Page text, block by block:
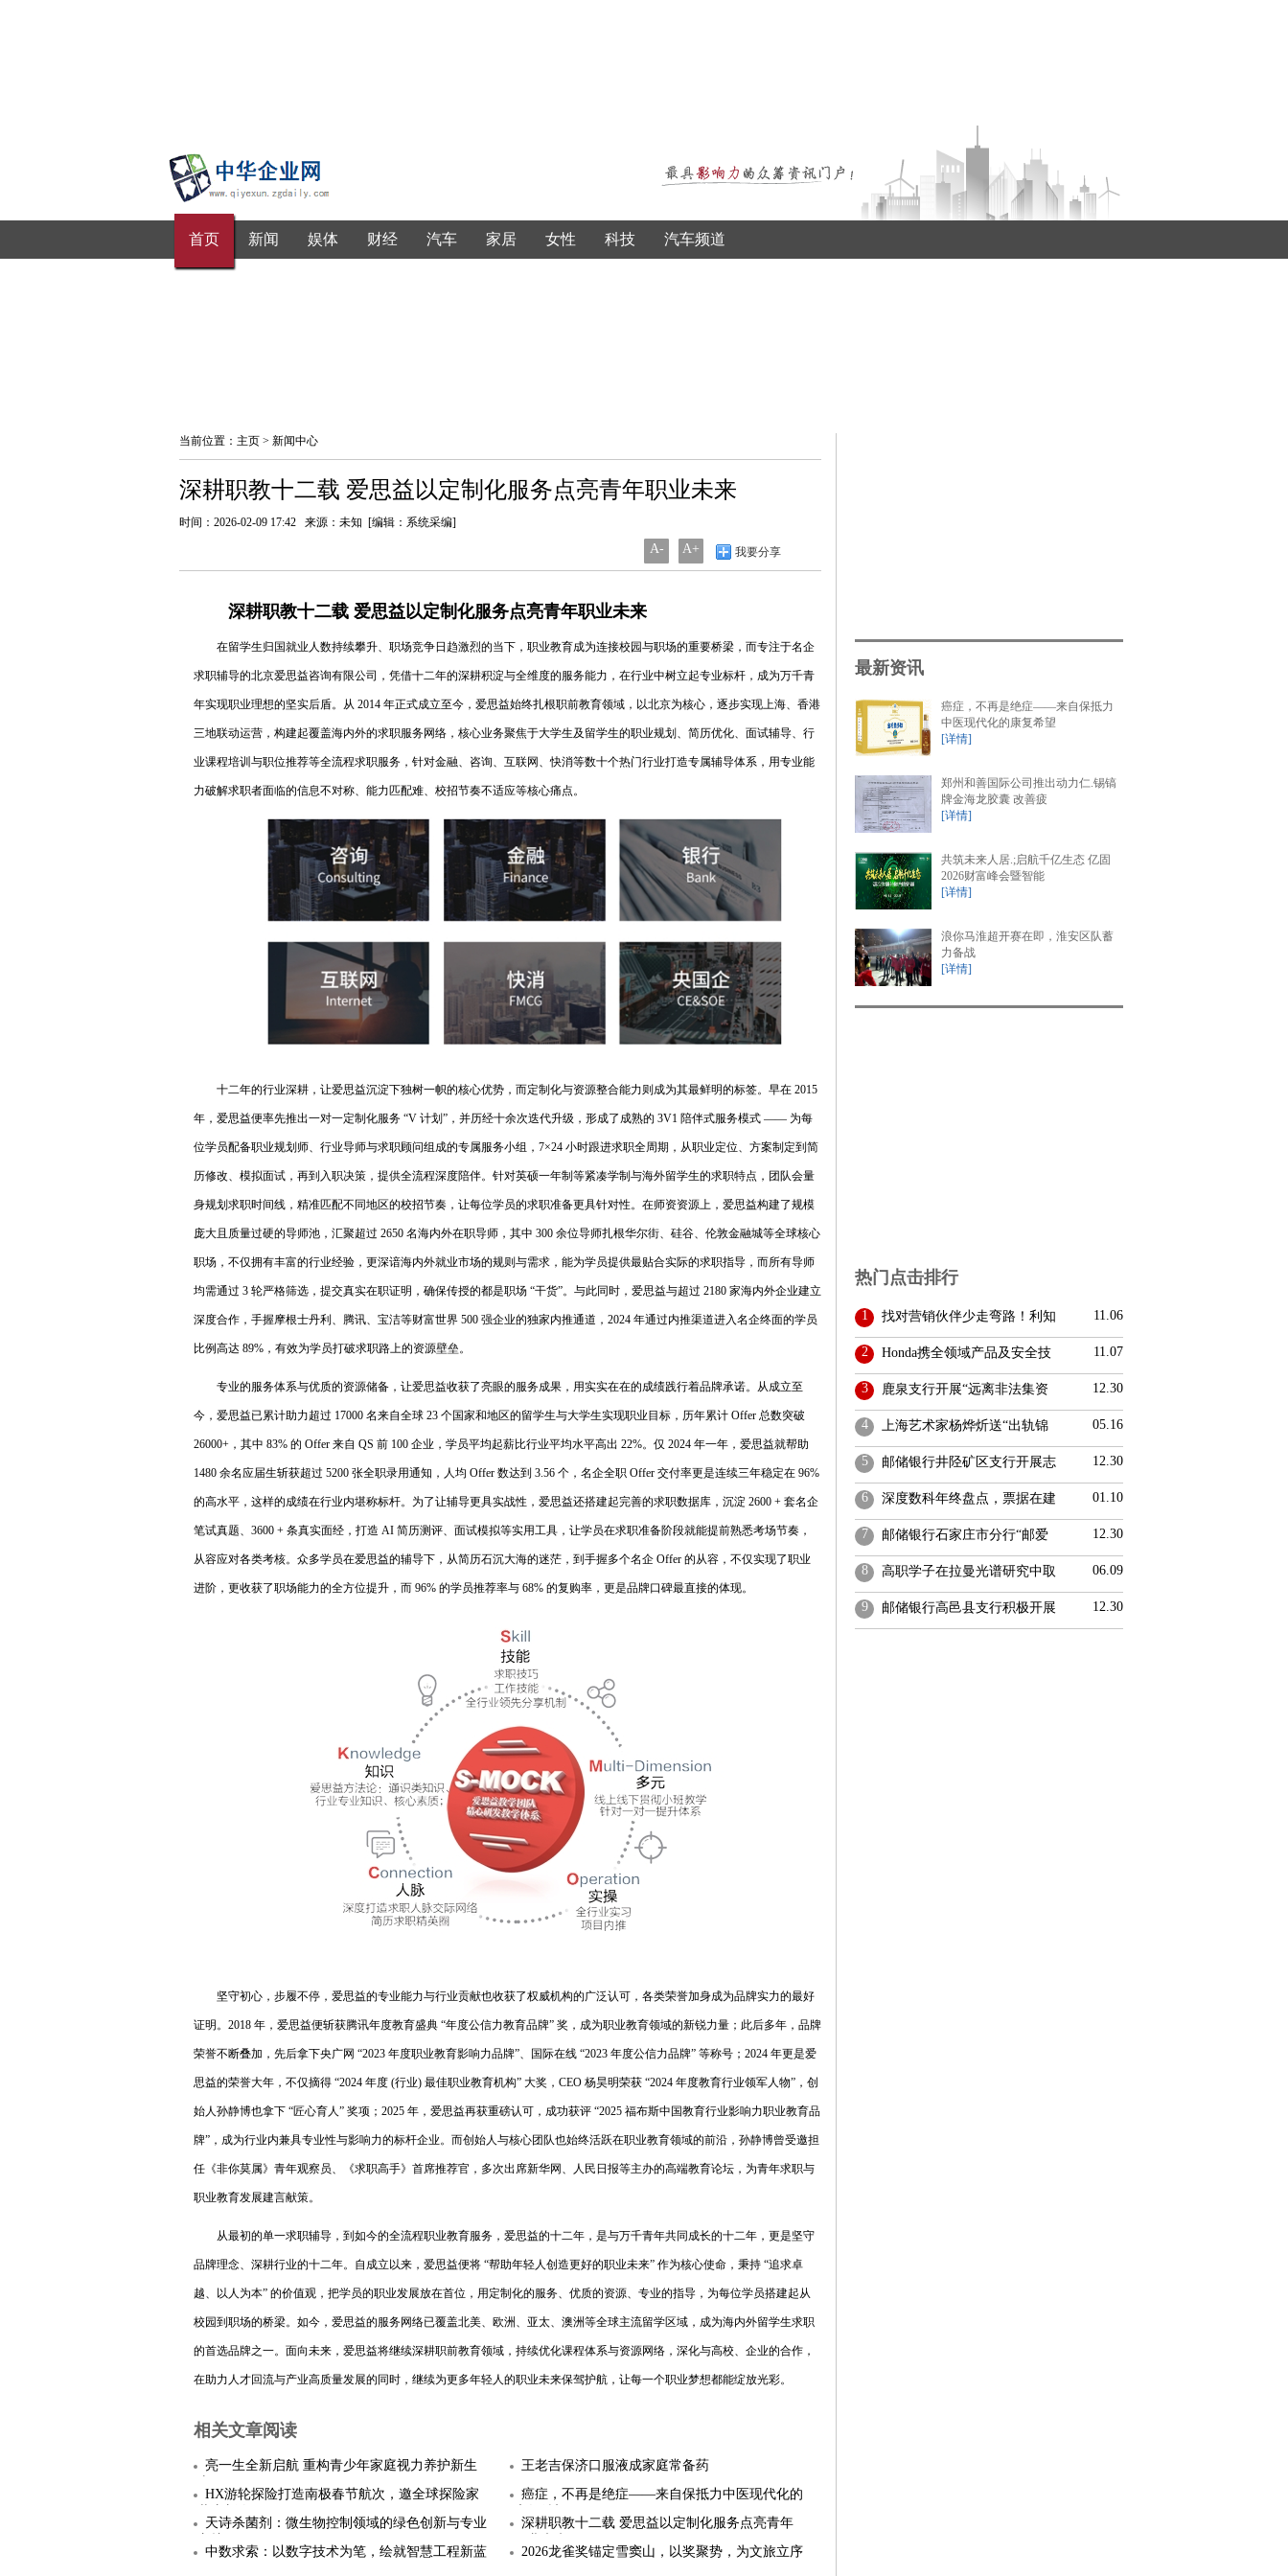
首页 新闻 娱体 财经 汽车 家居 女性 科技 汽车频道
当前位置： 主页 > 新闻中心
深耕职教十二载 爱思益以定制化服务点亮青年职业未来
时间：2026-02-09 17:42 来源：未知 [编辑：系统采编]
A- A+ 我要分享
深耕职教十二载 爱思益以定制化服务点亮青年职业未来
在留学生归国就业人数持续攀升、职场竞争日趋激烈的当下，职业教育成为连接校园与职场的重要桥梁，而专注于名企
求职辅导的北京爱思益咨询有限公司，凭借十二年的深耕积淀与全维度的服务能力，在行业中树立起专业标杆，成为万千青
年实现职业理想的坚实后盾。从 2014 年正式成立至今，爱思益始终扎根职前教育领域，以北京为核心，逐步实现上海、香港
三地联动运营，构建起覆盖海内外的求职服务网络，核心业务聚焦于大学生及留学生的职业规划、简历优化、面试辅导、行
业课程培训与职位推荐等全流程求职服务，针对金融、咨询、互联网、快消等数十个热门行业打造专属辅导体系，用专业能
力破解求职者面临的信息不对称、能力匹配难、校招节奏不适应等核心痛点。
十二年的行业深耕，让爱思益沉淀下独树一帜的核心优势，而定制化与资源整合能力则成为其最鲜明的标签。早在 2015
年，爱思益便率先推出一对一定制化服务 “V 计划”，并历经十余次迭代升级，形成了成熟的 3V1 陪伴式服务模式 —— 为每
位学员配备职业规划师、行业导师与求职顾问组成的专属服务小组，7×24 小时跟进求职全周期，从职业定位、方案制定到简
历修改、模拟面试，再到入职决策，提供全流程深度陪伴。针对英硕一年制等紧凑学制与海外留学生的求职特点，团队会量
身规划求职时间线，精准匹配不同地区的校招节奏，让每位学员的求职准备更具针对性。在师资资源上，爱思益构建了规模
庞大且质量过硬的导师池，汇聚超过 2650 名海内外在职导师，其中 300 余位导师扎根华尔街、硅谷、伦敦金融城等全球核心
职场，不仅拥有丰富的行业经验，更深谙海内外就业市场的规则与需求，能为学员提供最贴合实际的求职指导，而所有导师
均需通过 3 轮严格筛选，提交真实在职证明，确保传授的都是职场 “干货”。与此同时，爱思益与超过 2180 家海内外企业建立
深度合作，手握摩根士丹利、腾讯、宝洁等财富世界 500 强企业的独家内推通道，2024 年通过内推渠道进入名企终面的学员
比例高达 89%，有效为学员打破求职路上的资源壁垒。
专业的服务体系与优质的资源储备，让爱思益收获了亮眼的服务成果，用实实在在的成绩践行着品牌承诺。从成立至
今，爱思益已累计助力超过 17000 名来自全球 23 个国家和地区的留学生与大学生实现职业目标，历年累计 Offer 总数突破
26000+，其中 83% 的 Offer 来自 QS 前 100 企业，学员平均起薪比行业平均水平高出 22%。仅 2024 年一年，爱思益就帮助
1480 余名应届生斩获超过 5200 张全职录用通知，人均 Offer 数达到 3.56 个，名企全职 Offer 交付率更是连续三年稳定在 96%
的高水平，这样的成绩在行业内堪称标杆。为了让辅导更具实战性，爱思益还搭建起完善的求职数据库，沉淀 2600 + 套名企
笔试真题、3600 + 条真实面经，打造 AI 简历测评、面试模拟等实用工具，让学员在求职准备阶段就能提前熟悉考场节奏，
从容应对各类考核。众多学员在爱思益的辅导下，从简历石沉大海的迷茫，到手握多个名企 Offer 的从容，不仅实现了职业
进阶，更收获了职场能力的全方位提升，而 96% 的学员推荐率与 68% 的复购率，更是品牌口碑最直接的体现。
坚守初心，步履不停，爱思益的专业能力与行业贡献也收获了权威机构的广泛认可，各类荣誉加身成为品牌实力的最好
证明。2018 年，爱思益便斩获腾讯年度教育盛典 “年度公信力教育品牌” 奖，成为职业教育领域的新锐力量；此后多年，品牌
荣誉不断叠加，先后拿下央广网 “2023 年度职业教育影响力品牌”、国际在线 “2023 年度公信力品牌” 等称号；2024 年更是爱
思益的荣誉大年，不仅摘得 “2024 年度 (行业) 最佳职业教育机构” 大奖，CEO 杨昊明荣获 “2024 年度教育行业领军人物”，创
始人孙静博也拿下 “匠心育人” 奖项；2025 年，爱思益再获重磅认可，成功获评 “2025 福布斯中国教育行业影响力职业教育品
牌”，成为行业内兼具专业性与影响力的标杆企业。而创始人与核心团队也始终活跃在职业教育领域的前沿，孙静博曾受邀担
任《非你莫属》青年观察员、《求职高手》首席推荐官，多次出席新华网、人民日报等主办的高端教育论坛，为青年求职与
职业教育发展建言献策。
从最初的单一求职辅导，到如今的全流程职业教育服务，爱思益的十二年，是与万千青年共同成长的十二年，更是坚守
品牌理念、深耕行业的十二年。自成立以来，爱思益便将 “帮助年轻人创造更好的职业未来” 作为核心使命，秉持 “追求卓
越、以人为本” 的价值观，把学员的职业发展放在首位，用定制化的服务、优质的资源、专业的指导，为每位学员搭建起从
校园到职场的桥梁。如今，爱思益的服务网络已覆盖北美、欧洲、亚太、澳洲等全球主流留学区域，成为海内外留学生求职
的首选品牌之一。面向未来，爱思益将继续深耕职前教育领域，持续优化课程体系与资源网络，深化与高校、企业的合作，
在助力人才回流与产业高质量发展的同时，继续为更多年轻人的职业未来保驾护航，让每一个职业梦想都能绽放光彩。
相关文章阅读
亮一生全新启航 重构青少年家庭视力养护新生
王老吉保济口服液成家庭常备药
HX游轮探险打造南极春节航次，邀全球探险家
癌症，不再是绝症——来自保抵力中医现代化的
天诗杀菌剂：微生物控制领域的绿色创新与专业
深耕职教十二载 爱思益以定制化服务点亮青年
中数求索：以数字技术为笔，绘就智慧工程新蓝
2026龙雀奖锚定雪窦山，以奖聚势，为文旅立序
最新资讯
癌症，不再是绝症——来自保抵力
中医现代化的康复希望
[详情]
郑州和善国际公司推出动力仁.锡镐
牌金海龙胶囊 改善疲
[详情]
共筑未来人居.;启航千亿生态 亿固
2026财富峰会暨智能
[详情]
浪你马淮超开赛在即，淮安区队蓄
力备战
[详情]
热门点击排行
1 找对营销伙伴少走弯路！利知 11.06
2 Honda携全领域产品及安全技 11.07
3 鹿泉支行开展“远离非法集资 12.30
4 上海艺术家杨烨炘送“出轨锦 05.16
5 邮储银行井陉矿区支行开展志 12.30
6 深度数科年终盘点，票据在建 01.10
7 邮储银行石家庄市分行“邮爱 12.30
8 高职学子在拉曼光谱研究中取 06.09
9 邮储银行高邑县支行积极开展 12.30